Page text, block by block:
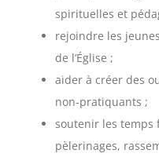
spirituelles et
rejoindre les
de l’Église ;
aider à créer des
non-pratiquants ;
soutenir les temps
pèlerinages,